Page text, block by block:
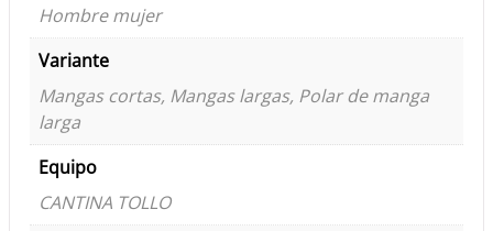
Hombre mujer
Variante
Mangas cortas, Mangas largas, Polar de manga
larga
Equipo
CANTINA TOLLO